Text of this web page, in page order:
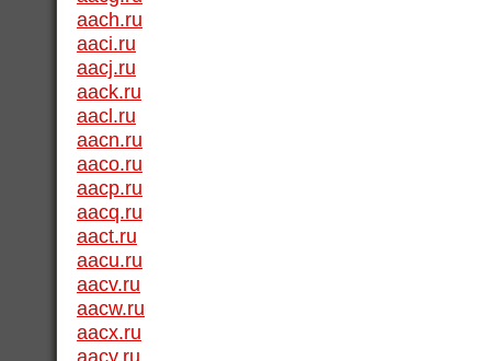
aach.ru
aaci.ru
aacj.ru
aack.ru
aacl.ru
aacn.ru
aaco.ru
aacp.ru
aacq.ru
aact.ru
aacu.ru
aacv.ru
aacw.ru
aacx.ru
aacy.ru